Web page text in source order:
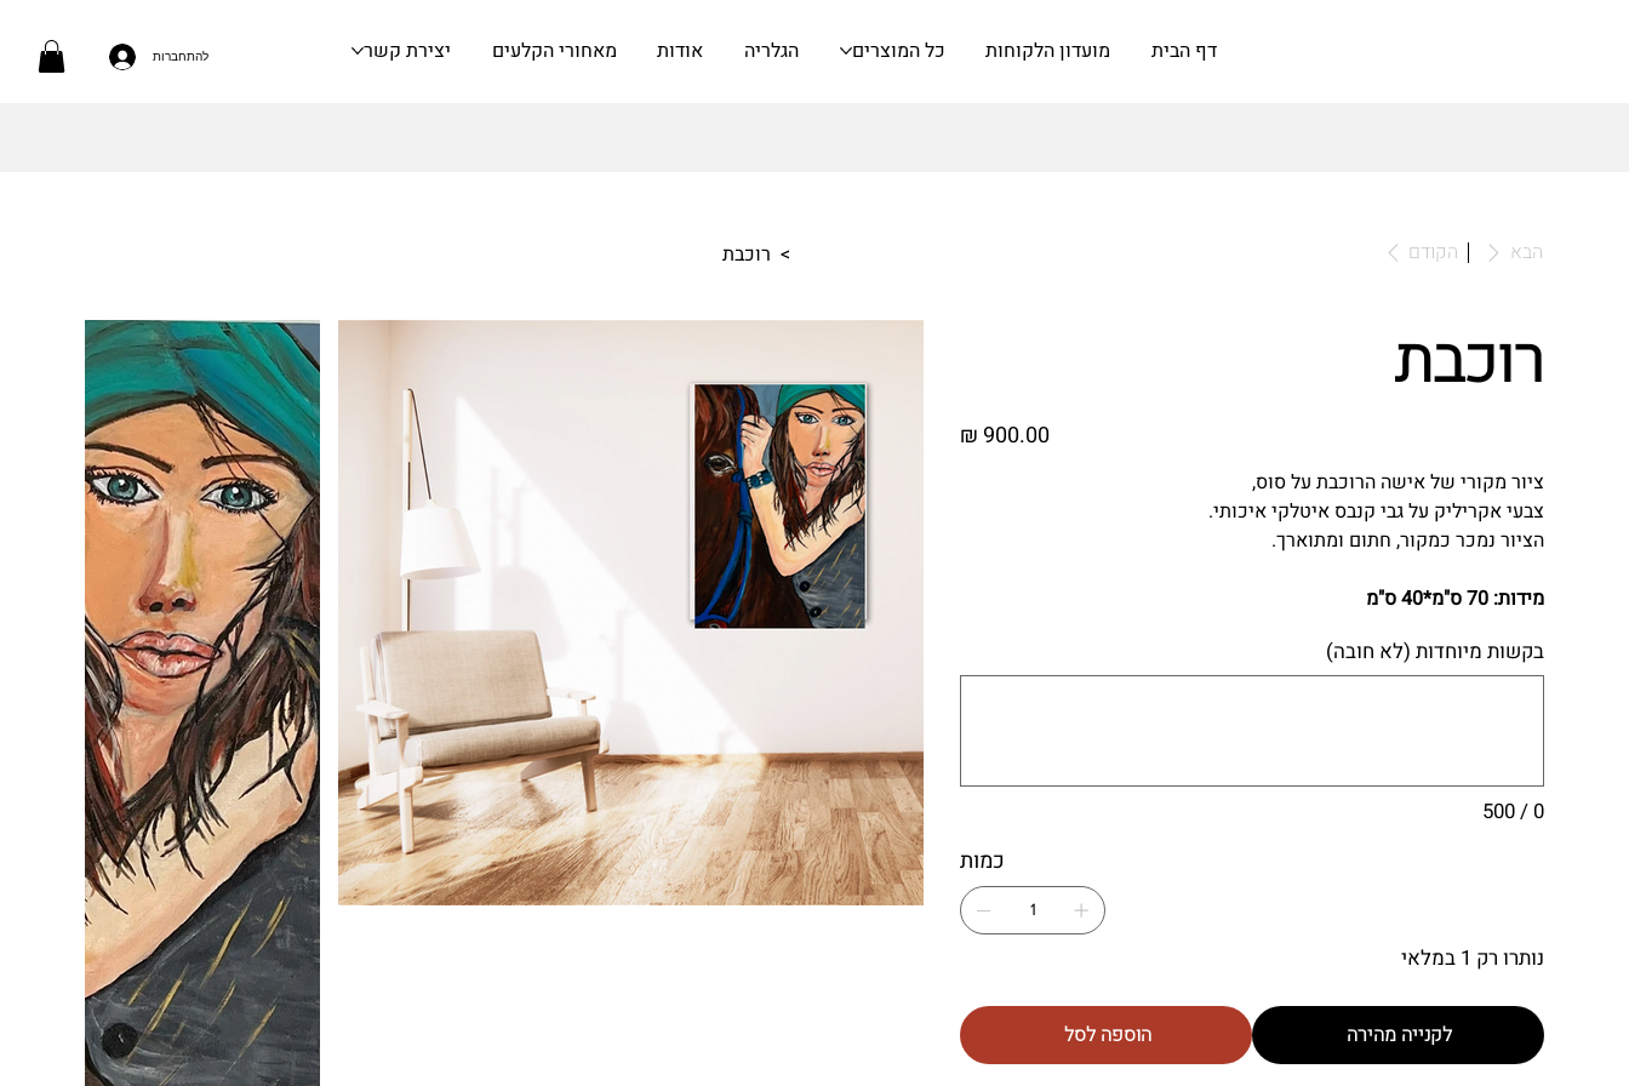
דף הבית מועדון הלקוחות כל המוצרים הגלריה אודות מאחורי הקלעים יצירת קשר להתחברות
> רוכבת הקודם הבא
רוכבת
מחיר
ציור מקורי של אישה הרוכבת על סוס,
צבעי אקריליק על גבי קנבס איטלקי איכותי.
הציור נמכר כמקור, חתום ומתוארך.
מידות: 70 ס"מ*40 ס"מ
בקשות מיוחדות (לא חובה)
0 / 500
כמות
נותרו רק 1 במלאי
הוספה לסל לקנייה מהירה